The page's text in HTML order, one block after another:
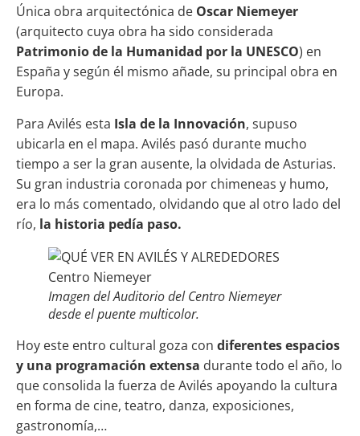
Única obra arquitectónica de Oscar Niemeyer
(arquitecto cuya obra ha sido considerada
Patrimonio de la Humanidad por la UNESCO) en
España y según él mismo añade, su principal obra en
Europa.
Para Avilés esta Isla de la Innovación, supuso
ubicarla en el mapa. Avilés pasó durante mucho
tiempo a ser la gran ausente, la olvidada de Asturias.
Su gran industria coronada por chimeneas y humo,
era lo más comentado, olvidando que al otro lado del
río, la historia pedía paso.
Imagen del Auditorio del Centro Niemeyer
desde el puente multicolor.
Hoy este entro cultural goza con diferentes espacios
y una programación extensa durante todo el año, lo
que consolida la fuerza de Avilés apoyando la cultura
en forma de cine, teatro, danza, exposiciones,
gastronomía,…